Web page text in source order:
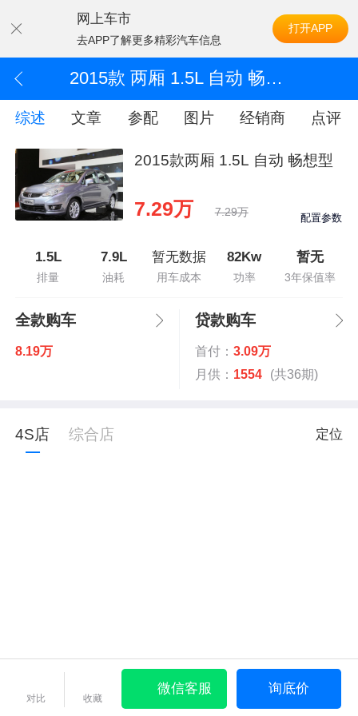
网上车市
去APP了解更多精彩汽车信息
打开APP
2015款 两厢 1.5L 自动 畅想型
综述 文章 参配 图片 经销商 点评
2015款两厢 1.5L 自动 畅想型
7.29万 7.29万 配置参数
1.5L
排量
7.9L
油耗
暂无数据
用车成本
82Kw
功率
暂无
3年保值率
全款购车
8.19万
贷款购车
首付： 3.09万
月供： 1554 (共36期)
4S店 综合店 定位
对比 收藏
微信客服 询底价